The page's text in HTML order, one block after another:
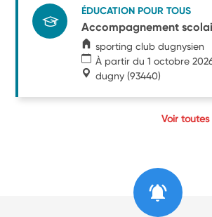
ÉDUCATION POUR TOUS
Accompagnement
sporting club dugnysien
À partir du 1 octobre
dugny (93440)
Voir toutes